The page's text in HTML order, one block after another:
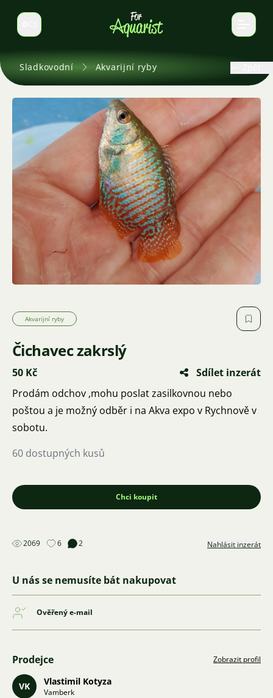
Select language
Sladkovodní Akvarijní ryby
Akvarijní ryby
Čichavec zakrslý
50 Kč
Sdílet inzerát
Prodám odchov ,mohu poslat zasilkovnou nebo
poštou a je možný odběr i na Akva expo v Rychnově v
sobotu.
60 dostupných kusů
Chci koupit
2069 6 2 Nahlásit inzerát
U nás se nemusíte bát nakupovat
Ověřený e-mail
Prodejce Zobrazit profil
VK Vlastimil Kotyza
Vamberk